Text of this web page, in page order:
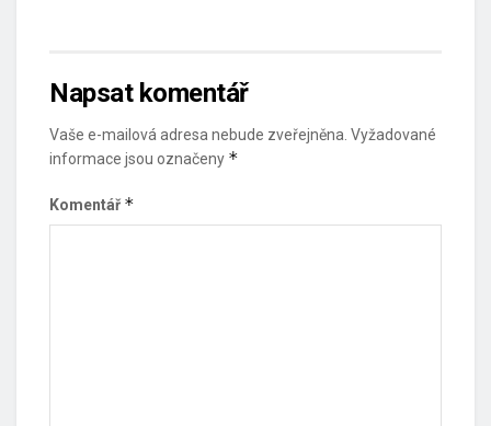
Napsat komentář
Vaše e-mailová adresa nebude zveřejněna. Vyžadované
informace jsou označeny *
Komentář *